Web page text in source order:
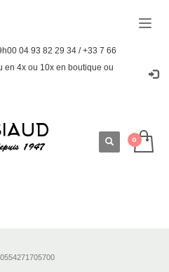
04 93 82 29 34 / +33 7 66
en 4x ou 10x en boutique ou